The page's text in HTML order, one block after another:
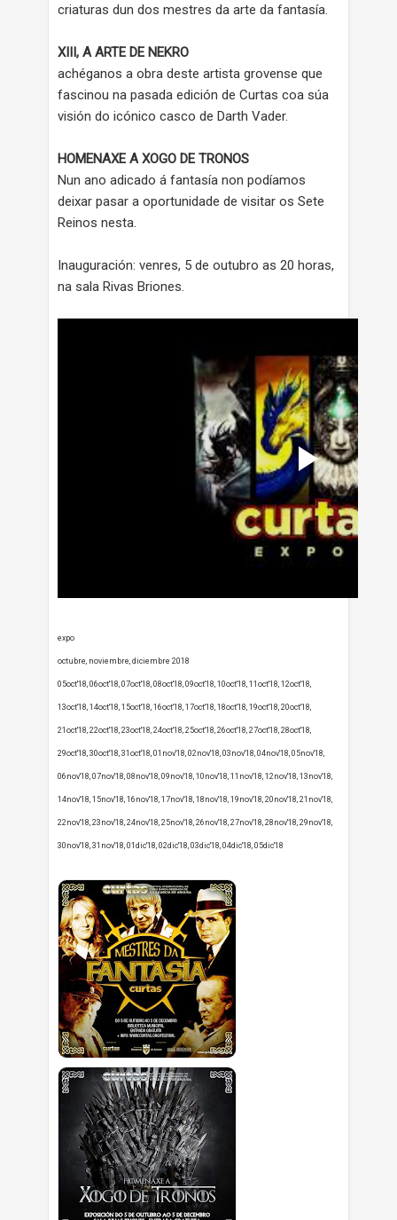
criaturas dun dos mestres da arte da fantasía.
XIII, A ARTE DE NEKRO
achéganos a obra deste artista grovense que
fascinou na pasada edición de Curtas coa súa
visión do icónico casco de Darth Vader.
HOMENAXE A XOGO DE TRONOS
Nun ano adicado á fantasía non podíamos
deixar pasar a oportunidade de visitar os Sete
Reinos nesta.
Inauguración: venres, 5 de outubro as 20 horas,
na sala Rivas Briones.
expo
octubre, noviembre, diciembre 2018
05oct'18, 06oct'18, 07oct'18, 08oct'18, 09oct'18, 10oct'18, 11oct'18, 12oct'18,
13oct'18, 14oct'18, 15oct'18, 16oct'18, 17oct'18, 18oct'18, 19oct'18, 20oct'18,
21oct'18, 22oct'18, 23oct'18, 24oct'18, 25oct'18, 26oct'18, 27oct'18, 28oct'18,
29oct'18, 30oct'18, 31oct'18, 01nov'18, 02nov'18, 03nov'18, 04nov'18, 05nov'18,
06nov'18, 07nov'18, 08nov'18, 09nov'18, 10nov'18, 11nov'18, 12nov'18, 13nov'18,
14nov'18, 15nov'18, 16nov'18, 17nov'18, 18nov'18, 19nov'18, 20nov'18, 21nov'18,
22nov'18, 23nov'18, 24nov'18, 25nov'18, 26nov'18, 27nov'18, 28nov'18, 29nov'18,
30nov'18, 31nov'18, 01dic'18, 02dic'18, 03dic'18, 04dic'18, 05dic'18